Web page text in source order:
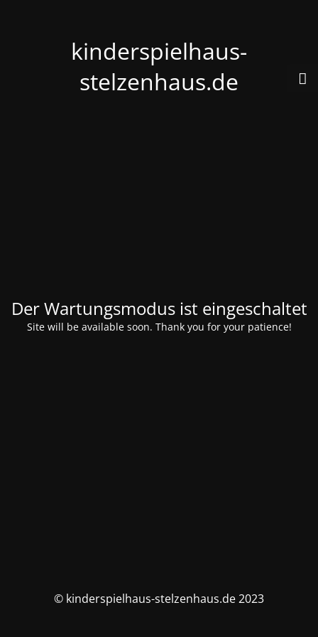
kinderspielhaus-
stelzenhaus.de
Der Wartungsmodus ist eingeschaltet
Site will be available soon. Thank you for your patience!
© kinderspielhaus-stelzenhaus.de 2023